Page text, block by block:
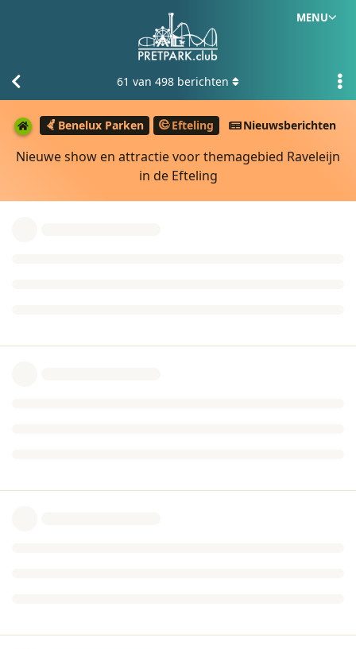
MENU
Benelux Parken Efteling Nieuwsberichten
Nieuwe show en attractie voor themagebied Raveleijn
in de Efteling
61 van 498 berichten